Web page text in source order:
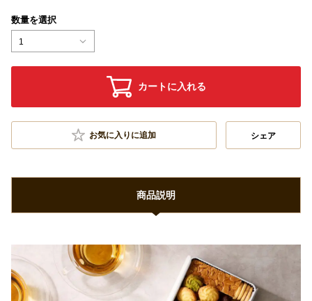
数量を選択
1
カートに入れる
お気に入りに追加 シェア
商品説明